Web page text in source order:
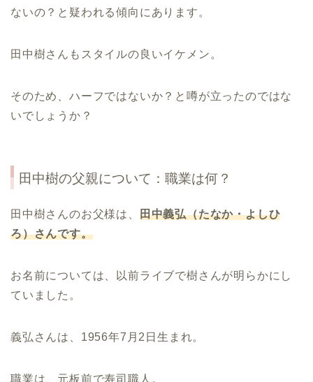
ないの？と疑われる傾向にあります。
田中樹さんもスタイルの良いイケメン。
そのため、ハーフではないか？と噂が立ったのではな
いでしょうか？
田中樹の父親について：職業は何？
田中樹さんのお父様は、 田中義弘（たなか・よしひ
ろ）さんです。
お名前については、以前ライブで樹さんが明らかにし
ていました。
義弘さんは、1956年7月2日生まれ。
職業は、元板前で寿司職人。